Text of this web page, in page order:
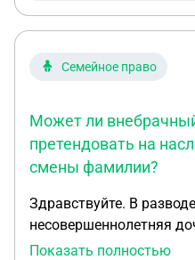
Семейное право
Может ли
претендовать на
смены фамилии?
Здравствуйте. В
несовершеннолетняя
может ли претендовать
Показать полностью